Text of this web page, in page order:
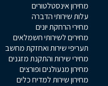
מחירון אינסטלטורים
עלות שירותי הדברה
מחירי הרחקת יונים
מחירים לשירותי חשמלאים
תעריפי שירות ואחזקת מחשב
מחירי שירות והתקנת מזגנים
מחירון מנעולנים ופורצים
מחירון שירות למדיח כלים